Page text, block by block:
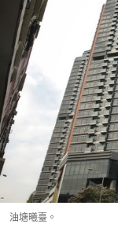
油塘曦臺。